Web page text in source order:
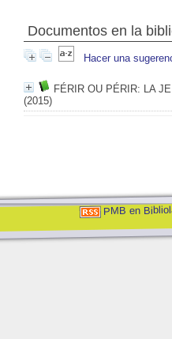
Documentos en la
Hacer una
FÉRIR OU PÉRIR: LA
(2015)
PMB en